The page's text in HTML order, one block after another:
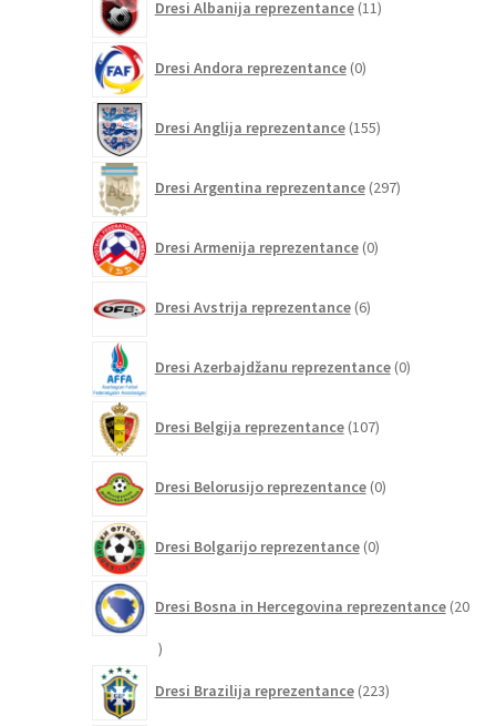
Dresi Albanija reprezentance 11izdelkov
Dresi Andora reprezentance 0izdelkov
Dresi Anglija reprezentance 155izdelkov
Dresi Argentina reprezentance 297izdelkov
Dresi Armenija reprezentance 0izdelkov
Dresi Avstrija reprezentance 6izdelkov
Dresi Azerbajdžanu reprezentance 0izdelkov
Dresi Belgija reprezentance 107izdelkov
Dresi Belorusijo reprezentance 0izdelkov
Dresi Bolgarijo reprezentance 0izdelkov
Dresi Bosna in Hercegovina reprezentance 20
20
Dresi Brazilija reprezentance 223izdelkov